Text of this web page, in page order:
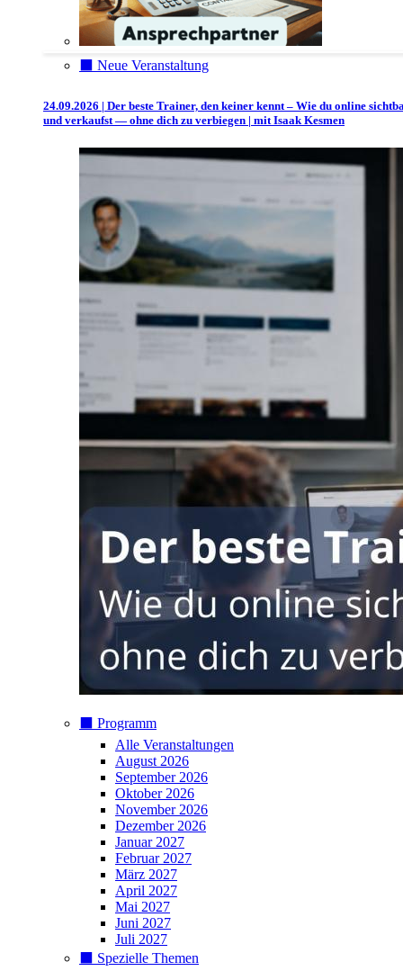
⬛️ Neue Veranstaltung
24.09.2026 | Der beste Trainer, den keiner kennt – Wie du online
und verkaufst — ohne dich zu verbiegen | mit Isaak Kesmen
⬛️ Programm
Alle Veranstaltungen
August 2026
September 2026
Oktober 2026
November 2026
Dezember 2026
Januar 2027
Februar 2027
März 2027
April 2027
Mai 2027
Juni 2027
Juli 2027
⬛️ Spezielle Themen